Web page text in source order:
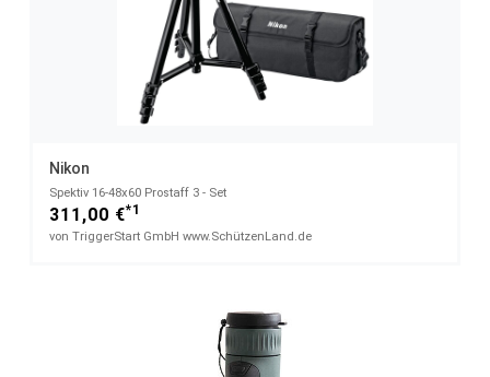
Nikon
Spektiv 16-48x60 Prostaff 3 - Set
311,00 €*1
von TriggerStart GmbH www.SchützenLand.de